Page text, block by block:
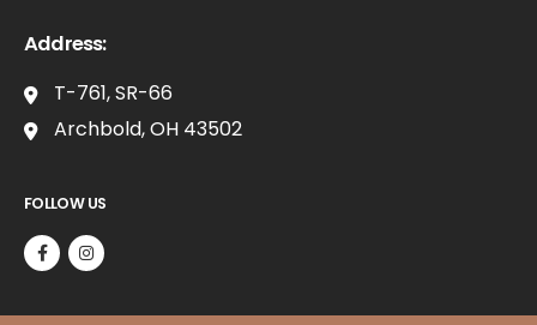
Address:
T-761, SR-66
Archbold, OH 43502
FOLLOW US